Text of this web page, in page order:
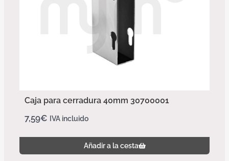
Caja para cerradura 40mm 30700001
7,59€ IVA incluido
Añadir a la cesta